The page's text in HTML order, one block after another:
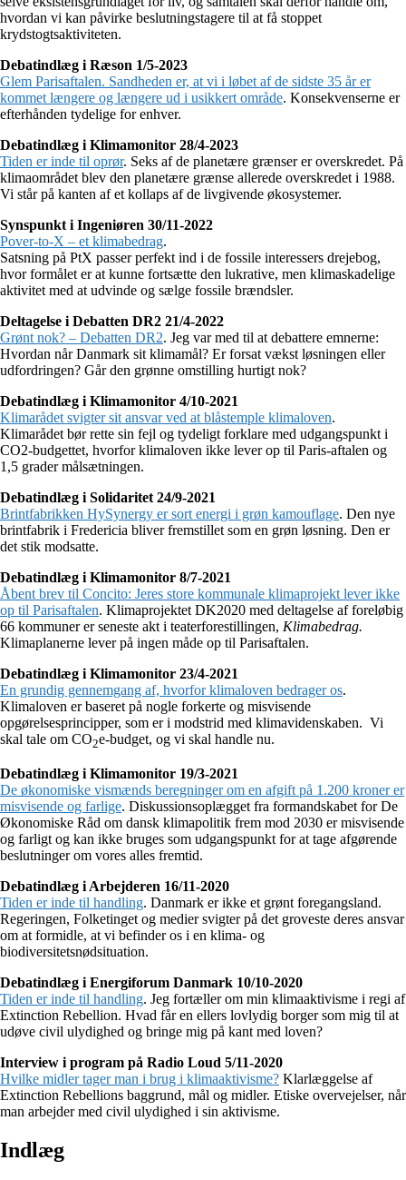
hvordan vi kan påvirke beslutningstagere til at få stoppet
krydstogtsaktiviteten.
Debatindlæg i Ræson 1/5-2023
Glem Parisaftalen. Sandheden er, at vi i løbet af de sidste 35 år er
kommet længere og længere ud i usikkert område. Konsekvenserne er
efterhånden tydelige for enhver.
Debatindlæg i Klimamonitor 28/4-2023
Tiden er inde til oprør. Seks af de planetære grænser er overskredet. På
klimaområdet blev den planetære grænse allerede overskredet i 1988.
Vi står på kanten af et kollaps af de livgivende økosystemer.
Synspunkt i Ingeniøren 30/11-2022
Pover-to-X – et klimabedrag.
Satsning på PtX passer perfekt ind i de fossile interessers drejebog,
hvor formålet er at kunne fortsætte den lukrative, men klimaskadelige
aktivitet med at udvinde og sælge fossile brændsler.
Deltagelse i Debatten DR2 21/4-2022
Grønt nok? – Debatten DR2. Jeg var med til at debattere emnerne:
Hvordan når Danmark sit klimamål? Er forsat vækst løsningen eller
udfordringen? Går den grønne omstilling hurtigt nok?
Debatindlæg i Klimamonitor 4/10-2021
Klimarådet svigter sit ansvar ved at blåstemple klimaloven.
Klimarådet bør rette sin fejl og tydeligt forklare med udgangspunkt i
CO2-budgettet, hvorfor klimaloven ikke lever op til Paris-aftalen og
1,5 grader målsætningen.
Debatindlæg i Solidaritet 24/9-2021
Brintfabrikken HySynergy er sort energi i grøn kamouflage. Den nye
brintfabrik i Fredericia bliver fremstillet som en grøn løsning. Den er
det stik modsatte.
Debatindlæg i Klimamonitor 8/7-2021
Åbent brev til Concito: Jeres store kommunale klimaprojekt lever ikke
op til Parisaftalen. Klimaprojektet DK2020 med deltagelse af foreløbig
66 kommuner er seneste akt i teaterforestillingen, Klimabedrag.
Klimaplanerne lever på ingen måde op til Parisaftalen.
Debatindlæg i Klimamonitor 23/4-2021
En grundig gennemgang af, hvorfor klimaloven bedrager os.
Klimaloven er baseret på nogle forkerte og misvisende
opgørelsesprincipper, som er i modstrid med klimavidenskaben. Vi
skal tale om CO2e-budget, og vi skal handle nu.
Debatindlæg i Klimamonitor 19/3-2021
De økonomiske vismænds beregninger om en afgift på 1.200 kroner er
misvisende og farlige. Diskussionsoplægget fra formandskabet for De
Økonomiske Råd om dansk klimapolitik frem mod 2030 er misvisende
og farligt og kan ikke bruges som udgangspunkt for at tage afgørende
beslutninger om vores alles fremtid.
Debatindlæg i Arbejderen 16/11-2020
Tiden er inde til handling. Danmark er ikke et grønt foregangsland.
Regeringen, Folketinget og medier svigter på det groveste deres ansvar
om at formidle, at vi befinder os i en klima- og
biodiversitetsnødsituation.
Debatindlæg i Energiforum Danmark 10/10-2020
Tiden er inde til handling. Jeg fortæller om min klimaaktivisme i regi af
Extinction Rebellion. Hvad får en ellers lovlydig borger som mig til at
udøve civil ulydighed og bringe mig på kant med loven?
Interview i program på Radio Loud 5/11-2020
Hvilke midler tager man i brug i klimaaktivisme? Klarlæggelse af
Extinction Rebellions baggrund, mål og midler. Etiske overvejelser, når
man arbejder med civil ulydighed i sin aktivisme.
Indlæg